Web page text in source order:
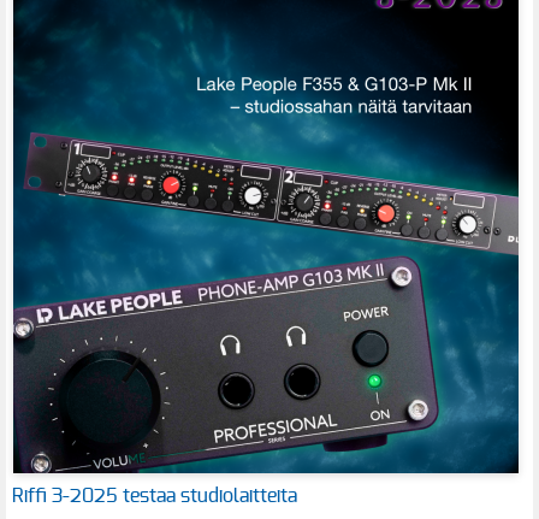
Riffi 3-2025 testaa studiolaitteita